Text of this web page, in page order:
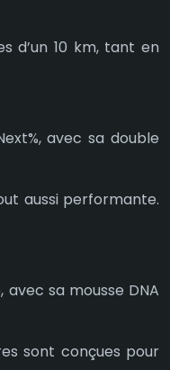
d’un 10 km, tant en
avec sa double
aussi performante.
sa mousse DNA
sont conçues pour